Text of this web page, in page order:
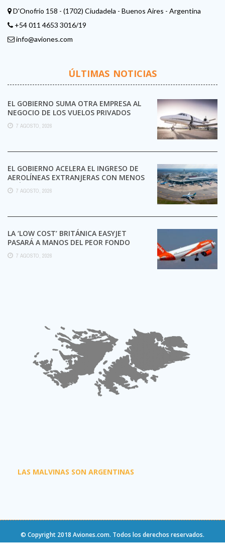
D'Onofrio 158 - (1702) Ciudadela - Buenos Aires - Argentina
+54 011 4653 3016/19
info@aviones.com
ÚLTIMAS NOTICIAS
EL GOBIERNO SUMA OTRA EMPRESA AL
NEGOCIO DE LOS VUELOS PRIVADOS
7 AGOSTO, 2026
EL GOBIERNO ACELERA EL INGRESO DE
AEROLÍNEAS EXTRANJERAS CON MENOS
TRÁMITES
7 AGOSTO, 2026
LA ‘LOW COST’ BRITÁNICA EASYJET
PASARÁ A MANOS DEL PEOR FONDO
POSIBLE:
7 AGOSTO, 2026
LAS MALVINAS SON ARGENTINAS
© Copyright 2018 Aviones.com. Todos los derechos reservados.